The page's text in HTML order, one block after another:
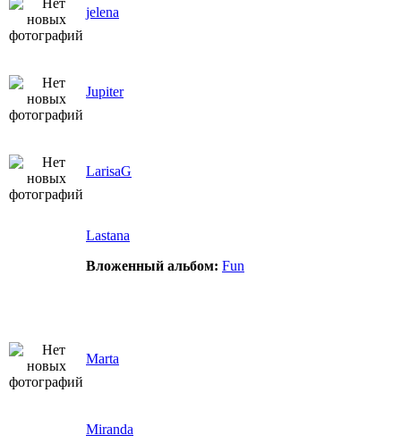
jelena
Jupiter
LarisaG
Lastana
Вложенный альбом: Fun
Marta
Miranda